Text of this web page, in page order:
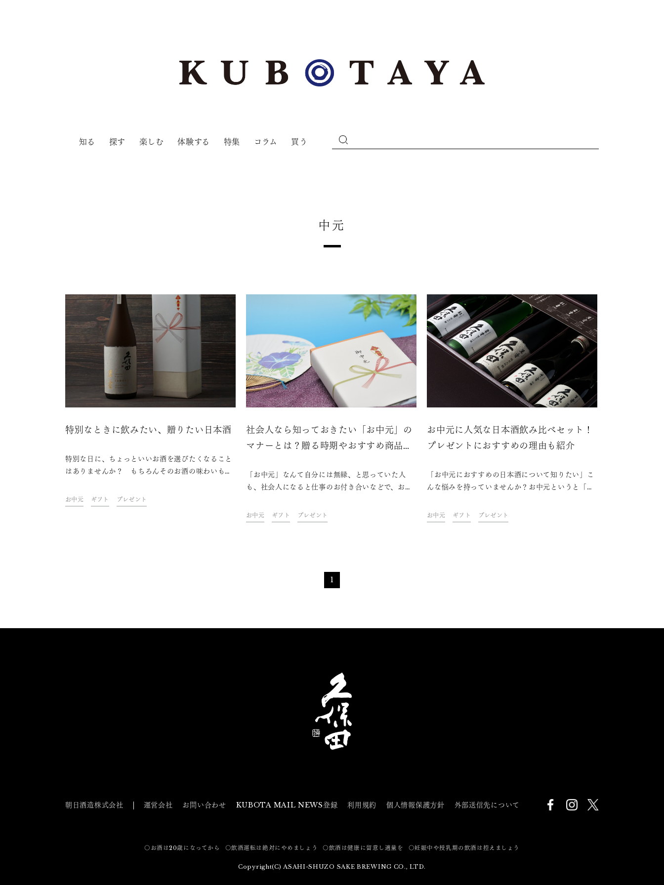
知る 探す 楽しむ 体験する 特集 コラム 買う
中元
特別なときに飲みたい、贈りたい日本酒
特別な日に、ちょっといいお酒を選びたくなること
はありませんか？ もちろんそのお酒の味わいも理
を傾ける人に寄り添って、その時間を豊かに彩りな
がら思い出とともに記憶に残る存在です。記憶に残
お中元 ギフト プレゼント
社会人なら知っておきたい「お中元」の
マナーとは？贈る時期やおすすめ商品も
「お中元」なんて自分には無縁、と思っていた人
も、社会人になると仕事のお付き合いなどで、お中
ていつ、いくらくらいものを贈ればいいのか、知っ
ていないと逆に失礼になることもあります。この記
お中元 ギフト プレゼント
お中元に人気な日本酒飲み比べセット！
プレゼントにおすすめの理由も紹介
「お中元におすすめの日本酒について知りたい」こ
んな悩みを持っていませんか？お中元というと「形
い方も多いかもしれません。本来はお世話になって
いる方に感謝の気持ちを伝える素晴らしい機会で
お中元 ギフト プレゼント
1
朝日酒造株式会社 運営会社 お問い合わせ KUBOTA MAIL NEWS登録 利用規約 個人情報保護方針 外部送信先について
〇お酒は20歳になってから 〇飲酒運転は絶対にやめましょう 〇飲酒は健康に留意し適量を 〇妊娠中や授乳期の飲酒は控えましょう
Copyright(C) ASAHI-SHUZO SAKE BREWING CO., LTD.